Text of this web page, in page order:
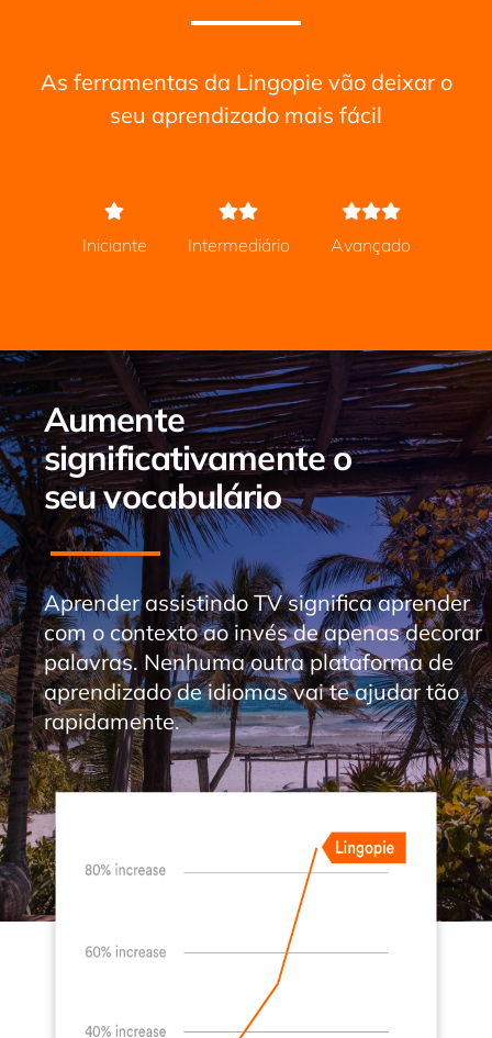
As ferramentas da Lingopie vão deixar o
seu aprendizado mais fácil
Iniciante Intermediário Avançado
Aumente
significativamente o
seu vocabulário
Aprender assistindo TV significa aprender
com o contexto ao invés de apenas decorar
palavras. Nenhuma outra plataforma de
aprendizado de idiomas vai te ajudar tão
rapidamente.